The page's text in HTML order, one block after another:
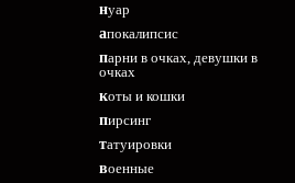
нуар
апокалипсис
парни в очках, девушки в
очках
коты и кошки
пирсинг
татуировки
военные